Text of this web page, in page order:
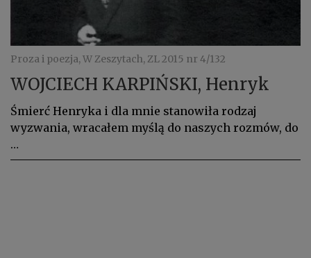
Proza i poezja, W Zeszytach, ZL 2015 nr 4/132
WOJCIECH KARPIŃSKI, Henryk
Śmierć Henryka i dla mnie stanowiła rodzaj
wyzwania, wracałem myślą do naszych rozmów, do
…